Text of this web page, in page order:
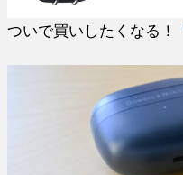
ついで買いしたくなる！